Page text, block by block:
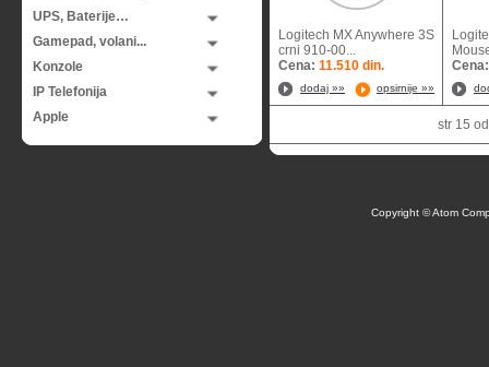
UPS, Baterije…
Gamepad, volani...
Konzole
IP Telefonija
Apple
Logitech MX Anywhere 3S
crni 910-00...
Cena: 11.510 din.
dodaj »» opsirnije »»
str 15
Copyright © Atom